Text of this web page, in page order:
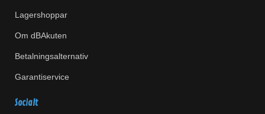
Lagershoppar
Om dBAkuten
Betalningsalternativ
Garantiservice
Socialt